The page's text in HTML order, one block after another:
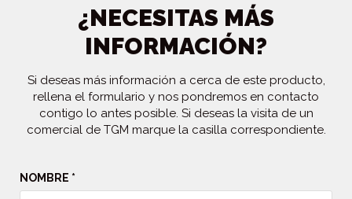
¿NECESITAS MÁS
INFORMACIÓN?
Si deseas más información a cerca de este producto,
rellena el formulario y nos pondremos en contacto
contigo lo antes posible. Si deseas la visita de un
comercial de TGM marque la casilla correspondiente.
NOMBRE *